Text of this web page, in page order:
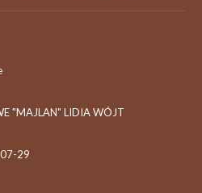
"MAJLAN" LIDIA WÓJT
29